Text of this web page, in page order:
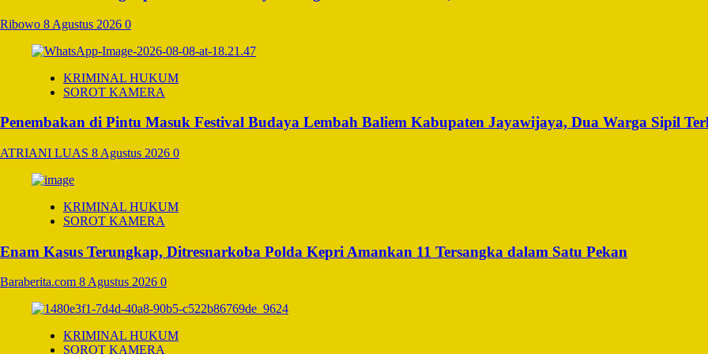
Ribowo 8 Agustus 2026 0
KRIMINAL HUKUM
SOROT KAMERA
Penembakan di Pintu Masuk Festival Budaya Lembah Baliem Kabupaten Jayawijaya, Dua Warga Sipil
ATRIANI LUAS 8 Agustus 2026 0
KRIMINAL HUKUM
SOROT KAMERA
Enam Kasus Terungkap, Ditresnarkoba Polda Kepri Amankan 11 Tersangka dalam Satu Pekan
Baraberita.com 8 Agustus 2026 0
KRIMINAL HUKUM
SOROT KAMERA